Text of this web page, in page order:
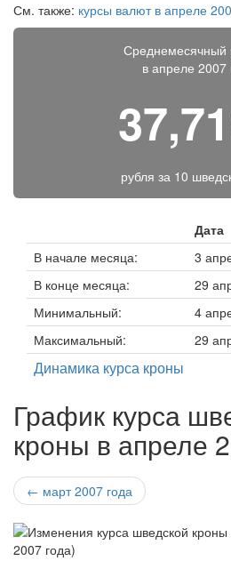
См. также: курсы валют в апреле
Среднемесячный
в апреле 2007
рубля за 10
Дата
В начале месяца:
3
В конце месяца:
29
Минимальный:
4
Максимальный:
29
Динамика курса кроны
График курса
кроны в апреле
← март 2007 года